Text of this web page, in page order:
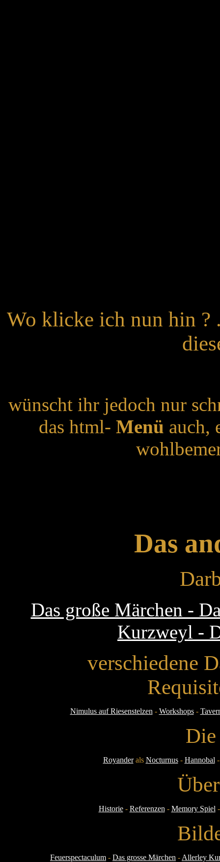
Wo klicke ich nun hin ?
wünscht ihr jedoch nur
das html- Menü auch,
Das
Das große Märchen -
Kurzweyl -
verschiedene
Nimulus auf Riesenstelzen - Workshops-
Royanderals Nocturnus- Hannobal
Historie- Referenzen - Memory Spiel
Feuerspectaculum - Das grosse Märchen - Allerley